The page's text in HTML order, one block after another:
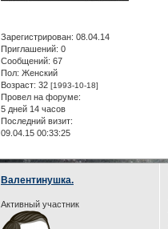
Зарегистрирован: 08.04.14
Приглашений: 0
Сообщений: 67
Пол: Женский
Возраст: 32 [1993-10-18]
Провел на форуме:
5 дней 14 часов
Последний визит:
09.04.15 00:33:25
Валентинушка.
Активный участник